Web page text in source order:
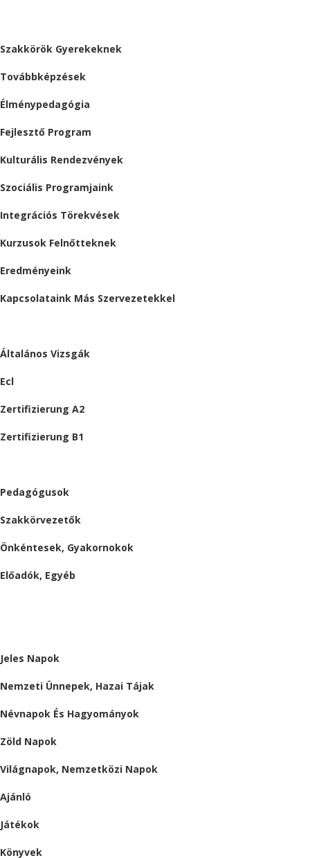
Szakkörök Gyerekeknek
Továbbképzések
Élménypedagógia
Fejlesztő Program
Kulturális Rendezvények
Szociális Programjaink
Integrációs Törekvések
Kurzusok Felnőtteknek
Eredményeink
Kapcsolataink Más Szervezetekkel
Általános Vizsgák
Ecl
Zertifizierung A2
Zertifizierung B1
Pedagógusok
Szakkörvezetők
Önkéntesek, Gyakornokok
Előadók, Egyéb
Jeles Napok
Nemzeti Ünnepek, Hazai Tájak
Névnapok És Hagyományok
Zöld Napok
Világnapok, Nemzetközi Napok
Ajánló
Játékok
Könyvek